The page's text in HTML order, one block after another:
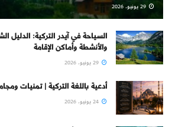
السياحة في آيدر التركية: الدليل
والأنشطة وأماكن الإقامة
أدعية باللغة التركية | تمنيات